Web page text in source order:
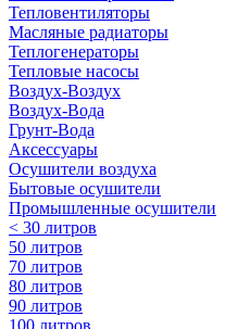
Тепловентиляторы
Масляные радиаторы
Теплогенераторы
Тепловые насосы
Воздух-Воздух
Воздух-Вода
Грунт-Вода
Аксессуары
Осушители воздуха
Бытовые осушители
Промышленные осушители
< 30 литров
50 литров
70 литров
80 литров
90 литров
100 литров